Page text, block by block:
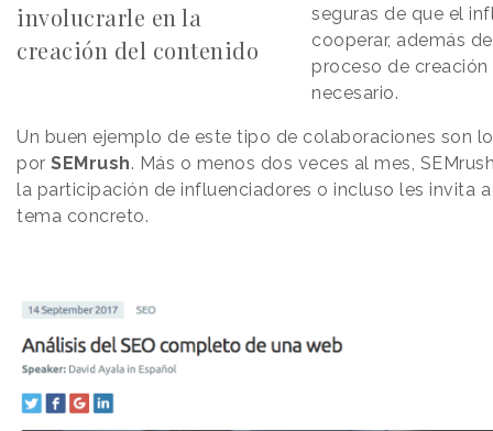
involucrarle en la
creación del contenido
seguras de que el
cooperar, además
proceso de
necesario.
Un buen ejemplo de este tipo de colaboraciones son
por SEMrush. Más o menos dos veces al mes,
la participación de influenciadores o incluso les invita
tema concreto.